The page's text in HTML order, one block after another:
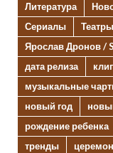
Литература
Сериалы
Театры
Ярослав Дронов /
дата релиза
музыкальные
новый год
рождение ребенка
тренды